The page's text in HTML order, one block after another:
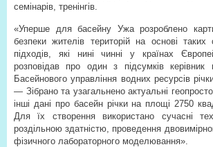
семінарів, тренінгів.
«Уперше для басейну Ужа розроблено
безпеки жителів територій на основі таких
підходів, які нині чинні у країнах
розповідав про один з підсумків керівник
Басейнового управління водних ресурсів
— Зібрано та узагальнено актуальні
інші дані про басейн річки на площі 2750
Для їх створення використано сучасні
роздільною здатністю, проведення
фізичного лабораторного моделювання».